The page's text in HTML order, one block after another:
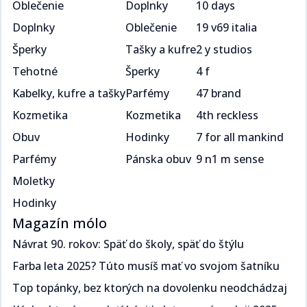
Oblečenie
Doplnky
Šperky
Tehotné
Kabelky, kufre a tašky
Kozmetika
Obuv
Parfémy
Moletky
Hodinky
Doplnky
Oblečenie
Tašky a kufre
Šperky
Parfémy
Kozmetika
Hodinky
Pánska obuv
10 days
19 v69 italia
2 y studios
4 f
47 brand
4th reckless
7 for all mankind
9 n1 m sense
Magazín mólo
Návrat 90. rokov: Späť do školy, späť do štýlu​​​​‌ ‍ ​‍​‍‌‍ ‌ ​‍‌‍‍‌‌‍‌ ‌‍‍‌‌‍ ‍​‍​‍​ ‍‍​‍​‍‌ ​ ‌‍​‌‌‍ ‍‌‍‍‌‌ ‌​‌ ‍‌​‍ ‍‌‍‍‌‌‍ ​‍​‍​‍ ​​‍​‍‌‍‍​‌ ​‍‌‍‌‌‌‍‌‍​‍​‍​ ‍‍​‍​‍‌‍‍​‌ ‌​‌ ‌​‌ ​​​ ‍‍​‍ ​‍ ‌‍ ​‌‍ ‌‍​ ‌‍​‌‌‍ ​‌‍‍​‌‍ ‌ ​ ‌ ‌​​ ‍‍​ ​ ​ ​​​ ​​​ ​​​‍ ‌ ​ ‌ ‌​‌ ‌‌‌‍‌​‌‍‍‌‌‍ ​‍ ‌‍‍‌‌‍ ‍‌ ‌​‌‍‌‌‌‍ ‍‌ ‌​​‍ ‌‍‌‌‌‍‌​‌‍‍‌‌ ‌​​‍ ‌‍ ‌‌‍ ‌‍‌​‌‍‌‌​ ‌‌ ​​‌ ​‍‌‍‌‌‌ ​ ‌‍‌‌‌‍ ‍‌ ‌​‌‍​‌‌ ‌​‌‍‍‌‌‍ ‌‍ ‍​ ‍ ‌‍‍‌‌‍‌​​ ‌​ ​‍‌‍​ ‌‍​ ‌‍‌​​ ‍​​ ‍​​ ‌‌​ ​‌​‍ ‌​ ‍​​ ​ ‌‍​‌​ ​‌​‍ ‌​ ‌​‌‍‌​​ ​‌​ ​‍​‍ ‌‌‍​‌‌‍​‌​ ​​​ ​​​‍ ‌​ ‍‌​ ‌ ​ ​‌‌‍​ ​ ​‌​ ​‌‌‍​‍‌‍‌​​ ​‍‌‍‌​‌‍‌‍​ ‌ ​ ‍ ‌ ‌​‌ ‍‌‌ ​​‌‍‌‌​ ‌‌ ​​‌‍ ‌ ​ ‌ ‌​​ ‍ ‌ ​​‌‍​‌‌ ‌​‌‍‍​​ ‌‌ ‌​‌‍‍‌‌ ‌​‌‍ ​‌‍‌‌​ ‌‍​‍‌‍​‌‌ ​ ‌‍‌‌‌‌‌‌‌ ​‍‌‍ ​​ ‌‌‍‍​‌ ‌​‌ ‌​‌ ​​​‍‌‌​ ​ ‌​​‌​‍‌‌​ ​‍‌​‌‍​‍‌‌​ ​‍‌​‌‍‌‍ ​‌‍ ‌‍​ ‌‍​‌‌‍ ​‌‍‍​‌‍ ‌ ​ ‌ ‌​​‍‌‌​ ​ ‌​​‌​ ​ ​ ​​​ ​​​ ​​​‍‌‌​ ​‍‌​‌‍‌ ​ ‌ ‌​‌ ‌‌‌‍‌​‌‍‍‌‌‍ ​‍‌‍‌‍‍‌‌‍‌​​ ‌​ ​‍‌‍​ ‌‍​ ‌‍‌​​ ‍​​ ‍​​ ‌‌​ ​‌​‍ ‌​ ‍​​ ​ ‌‍​‌​ ​‌​‍ ‌​ ‌​‌‍‌​​ ​‌​ ​‍​‍ ‌‌‍​‌‌‍​‌​ ​​​ ​​​‍ ‌​ ‍‌​ ‌ ​ ​‌‌‍​ ​ ​‌​ ​‌‌‍​‍‌‍‌​​ ​‍‌‍‌​‌‍‌‍​ ‌ ​‍‌‍‌ ‌​‌ ‍‌‌ ​​‌‍‌‌​ ‌‌ ​​‌‍ ‌ ​ ‌ ‌​​‍‌‍‌ ​​‌‍​‌‌ ‌​‌‍‍​​ ‌‌ ‌​‌‍‍‌‌ ‌​‌‍ ​‌‍‌‌​‍‌‍‌ ​​‌‍‌‌‌ ​‍‌ ​ ‌ ​​‌‍‌‌‌‍​ ‌ ‌​‌‍‍‌‌ ‌‍‌‍‌‌​ ‌‌ ​​‌ ‌‌‌‍​‍‌‍ ​‌‍‍‌‌ ​ ‌‍‍​‌‍‌‌‌‍‌​​‍​‍‌ ‌
Farba leta 2025? Túto musíš mať vo svojom šatníku ​​​​‌ ‍ ​‍​‍‌‍ ‌ ​‍‌‍‍‌‌‍‌ ‌‍‍‌‌‍ ‍​‍​‍​ ‍‍​‍​‍‌ ​ ‌‍​‌‌‍ ‍‌‍‍‌‌ ‌​‌ ‍‌​‍ ‍‌‍‍‌‌‍ ​‍​‍​‍ ​​‍​‍‌‍‍​‌ ​‍‌‍‌‌‌‍‌‍​‍​‍​ ‍‍​‍​‍‌‍‍​‌ ‌​‌ ‌​‌ ​​​ ‍‍​‍ ​‍ ‌‍ ​‌‍ ‌‍​ ‌‍​‌‌‍ ​‌‍‍​‌‍ ‌ ​ ‌ ‌​​ ‍‍​ ​ ​ ​​​ ​​​ ​​​‍ ‌ ​ ‌ ‌​‌ ‌‌‌‍‌​‌‍‍‌‌‍ ​‍ ‌‍‍‌‌‍ ‍‌ ‌​‌‍‌‌‌‍ ‍‌ ‌​​‍ ‌‍‌‌‌‍‌​‌‍‍‌‌ ‌​​‍ ‌‍ ‌‌‍ ‌‍‌​‌‍‌‌​ ‌‌ ​​‌ ​‍‌‍‌‌‌ ​ ‌‍‌‌‌‍ ‍‌ ‌​‌‍​‌‌ ‌​‌‍‍‌‌‍ ‌‍ ‍​ ‍ ‌‍‍‌‌‍‌​​ ‌​ ​‌‌‍​‌​ ‌​​ ‌‍​ ​​‌‍​‌​ ​‍‌‍​‍​‍ ‌​ ‍​‌‍​‍‌‍​‍‌‍‌‍​‍ ‌​ ‌​‌‍‌‍​ ​​​ ​‍​‍ ‌‌‍​‌‌‍​‍​ ‌ ‌‍‌‍​‍ ‌‌‍‌‍​ ‍‌‌‍​ ‌‍​‍​ ‍‌​ ‍‌‌‍‌‌​ ​​‌‍‌‍​ ​ ‌‍‌​​ ​‍​ ‍ ‌ ‌​‌ ‍‌‌ ​​‌‍‌‌​ ‌‌ ​​‌‍ ‌ ​ ‌ ‌​​ ‍ ‌ ​​‌‍​‌‌ ‌​‌‍‍​​ ‌‌ ‌​‌‍‍‌‌ ‌​‌‍ ​‌‍‌‌​ ‌‍​‍‌‍​‌‌ ​ ‌‍‌‌‌‌‌‌‌ ​‍‌‍ ​​ ‌‌‍‍​‌ ‌​‌ ‌​‌ ​​​‍‌‌​ ​ ‌​​‌​‍‌‌​ ​‍‌​‌‍​‍‌‌​ ​‍‌​‌‍‌‍ ​‌‍ ‌‍​ ‌‍​‌‌‍ ​‌‍‍​‌‍ ‌ ​ ‌ ‌​​‍‌‌​ ​ ‌​​‌​ ​ ​ ​​​ ​​​ ​​​‍‌‌​ ​‍‌​‌‍‌ ​ ‌ ‌​‌ ‌‌‌‍‌​‌‍‍‌‌‍ ​‍‌‍‌‍‍‌‌‍‌​​ ‌​ ​‌‌‍​‌​ ‌​​ ‌‍​ ​​‌‍​‌​ ​‍‌‍​‍​‍ ‌​ ‍​‌‍​‍‌‍​‍‌‍‌‍​‍ ‌​ ‌​‌‍‌‍​ ​​​ ​‍​‍ ‌‌‍​‌‌‍​‍​ ‌ ‌‍‌‍​‍ ‌‌‍‌‍​ ‍‌‌‍​ ‌‍​‍​ ‍‌​ ‍‌‌‍‌‌​ ​​‌‍‌‍​ ​ ‌‍‌​​ ​‍​‍‌‍‌ ‌​‌ ‍‌‌ ​​‌‍‌‌​ ‌‌ ​​‌‍ ‌ ​ ‌ ‌​​‍‌‍‌ ​​‌‍​‌‌ ‌​‌‍‍​​ ‌‌ ‌​‌‍‍‌‌ ‌​‌‍ ​‌‍‌‌​‍‌‍‌ ​​‌‍‌‌‌ ​‍‌ ​ ‌ ​​‌‍‌‌‌‍​ ‌ ‌​‌‍‍‌‌ ‌‍‌‍‌‌​ ‌‌ ​​‌ ‌‌‌‍​‍‌‍ ​‌‍‍‌‌ ​ ‌‍‍​‌‍‌‌‌‍‌​​‍​‍‌ ‌
Top topánky, bez ktorých na dovolenku neodchádzaj​​​​‌ ‍ ​‍​‍‌‍ ‌ ​‍‌‍‍‌‌‍‌ ‌‍‍‌‌‍ ‍​‍​‍​ ‍‍​‍​‍‌ ​ ‌‍​‌‌‍ ‍‌‍‍‌‌ ‌​‌ ‍‌​‍ ‍‌‍‍‌‌‍ ​‍​‍​‍ ​​‍​‍‌‍‍​‌ ​‍‌‍‌‌‌‍‌‍​‍​‍​ ‍‍​‍​‍‌‍‍​‌ ‌​‌ ‌​‌ ​​​ ‍‍​‍ ​‍ ‌‍ ​‌‍ ‌‍​ ‌‍​‌‌‍ ​‌‍‍​‌‍ ‌ ​ ‌ ‌​​ ‍‍​ ​ ​ ​​​ ​​​ ​​​‍ ‌ ​ ‌ ‌​‌ ‌‌‌‍‌​‌‍‍‌‌‍ ​‍ ‌‍‍‌‌‍ ‍‌ ‌​‌‍‌‌‌‍ ‍‌ ‌​​‍ ‌‍‌‌‌‍‌​‌‍‍‌‌ ‌​​‍ ‌‍ ‌‌‍ ‌‍‌​‌‍‌‌​ ‌‌ ​​‌ ​‍‌‍‌‌‌ ​ ‌‍‌‌‌‍ ‍‌ ‌​‌‍​‌‌ ‌​‌‍‍‌‌‍ ‌‍ ‍​ ‍ ‌‍‍‌‌‍‌​​ ‌​ ​‌​ ‍‌​ ​‍‌‍​ ​ ‌ ​ ​‌​ ‌‌​ ​‍​‍ ‌‌‍​‌‌‍​‌​ ‍​‌‍​‍​‍ ‌​ ‌​​ ‌‌​ ‍‌‌‍‌‍​‍ ‌‌‍​‌​ ‍​​ ‌ ​ ‍​​‍ ‌​ ‍‌​ ‌ ​ ​​​ ‍‌‌‍​ ​ ‍​​ ‍‌​ ​‍​ ​​‌‍‌‍‌‍​‍‌‍‌‌​ ‍ ‌ ‌​‌ ‍‌‌ ​​‌‍‌‌​ ‌‌ ​​‌‍ ‌ ​ ‌ ‌​​ ‍ ‌ ​​‌‍​‌‌ ‌​‌‍‍​​ ‌‌ ‌​‌‍‍‌‌ ‌​‌‍ ​‌‍‌‌​ ‌‍​‍‌‍​‌‌ ​ ‌‍‌‌‌‌‌‌‌ ​‍‌‍ ​​ ‌‌‍‍​‌ ‌​‌ ‌​‌ ​​​‍‌‌​ ​ ‌​​‌​‍‌‌​ ​‍‌​‌‍​‍‌‌​ ​‍‌​‌‍‌‍ ​‌‍ ‌‍​ ‌‍​‌‌‍ ​‌‍‍​‌‍ ‌ ​ ‌ ‌​​‍‌‌​ ​ ‌​​‌​ ​ ​ ​​​ ​​​ ​​​‍‌‌​ ​‍‌​‌‍‌ ​ ‌ ‌​‌ ‌‌‌‍‌​‌‍‍‌‌‍ ​‍‌‍‌‍‍‌‌‍‌​​ ‌​ ​‌​ ‍‌​ ​‍‌‍​ ​ ‌ ​ ​‌​ ‌‌​ ​‍​‍ ‌‌‍​‌‌‍​‌​ ‍​‌‍​‍​‍ ‌​ ‌​​ ‌‌​ ‍‌‌‍‌‍​‍ ‌‌‍​‌​ ‍​​ ‌ ​ ‍​​‍ ‌​ ‍‌​ ‌ ​ ​​​ ‍‌‌‍​ ​ ‍​​ ‍‌​ ​‍​ ​​‌‍‌‍‌‍​‍‌‍‌‌​‍‌‍‌ ‌​‌ ‍‌‌ ​​‌‍‌‌​ ‌‌ ​​‌‍ ‌ ​ ‌ ‌​​‍‌‍‌ ​​‌‍​‌‌ ‌​‌‍‍​​ ‌‌ ‌​‌‍‍‌‌ ‌​‌‍ ​‌‍‌‌​‍‌‍‌ ​​‌‍‌‌‌ ​‍‌ ​ ‌ ​​‌‍‌‌‌‍​ ‌ ‌​‌‍‍‌‌ ‌‍‌‍‌‌​ ‌‌ ​​‌ ‌‌‌‍​‍‌‍ ​‌‍‍‌‌ ​ ‌‍‍​‌‍‌‌‌‍‌​​‍​‍‌ ‌